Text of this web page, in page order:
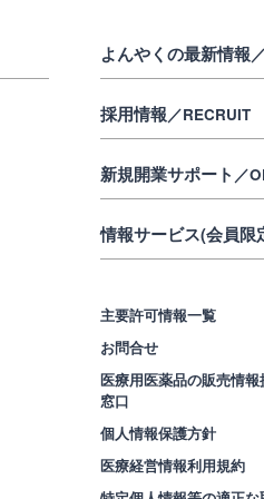
よんやくの最新情報
採用情報／RECRUIT
新規開業サポート ／
情報サービス(会員限
主要許可情報一覧
お問合せ
医療用医薬品の販売情
窓口
個人情報保護方針
医療経営情報利用規約